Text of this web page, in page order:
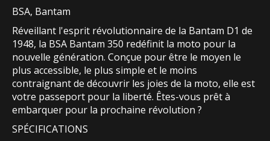
BSA, Bantam
Réveillant l'esprit révolutionnaire de la Bantam D1 de
1948, la BSA Bantam 350 redéfinit la moto pour la
nouvelle génération. Conçue pour être le moyen le
plus accessible, le plus simple et le moins
contraignant de découvrir les joies de la moto, elle est
votre passeport pour la liberté. Êtes-vous prêt à
embarquer pour la prochaine révolution ?
SPÉCIFICATIONS